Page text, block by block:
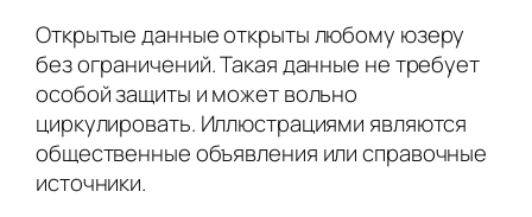
Открытые данные открыты любому юзеру
без ограничений. Такая данные не требует
особой защиты и может вольно
циркулировать. Иллюстрациями являются
общественные объявления или справочные
источники.